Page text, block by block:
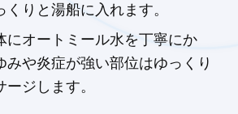
くりと湯船に入れます。
にオートミール水を丁寧にか
みや炎症が強い部位はゆっくり
ジします。